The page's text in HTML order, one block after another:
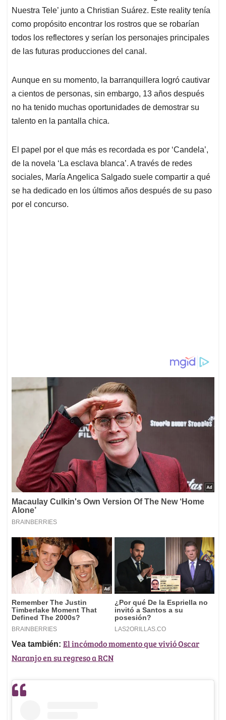
p
p
o
k
I
n
s
Nuestra Tele’ junto a Christian Suárez. Este reality tenía
como propósito encontrar los rostros que se robarían
todos los reflectores y serían los personajes principales
de las futuras producciones del canal.
Aunque en su momento, la barranquillera logró cautivar
a cientos de personas, sin embargo, 13 años después
no ha tenido muchas oportunidades de demostrar su
talento en la pantalla chica.
El papel por el que más es recordada es por ‘Candela’,
de la novela ‘La esclava blanca’. A través de redes
sociales, María Angelica Salgado suele compartir a qué
se ha dedicado en los últimos años después de su paso
por el concurso.
Vea también: El incómodo momento que vivió Oscar
Naranjo en su regreso a RCN